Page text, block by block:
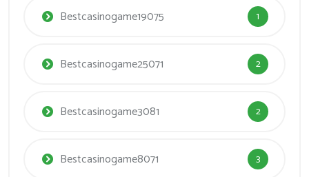
Bestcasinogame19075 1
Bestcasinogame25071 2
Bestcasinogame3081 2
Bestcasinogame8071 3